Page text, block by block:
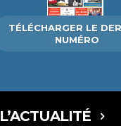
TÉLÉCHARGER LE
NUMÉRO
L’ACTUALITÉ